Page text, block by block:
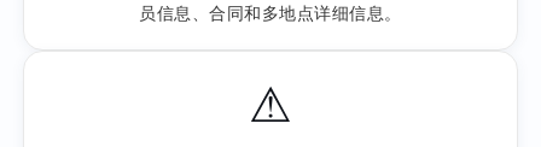
员信息、合同和多地点详细信息。
⚠